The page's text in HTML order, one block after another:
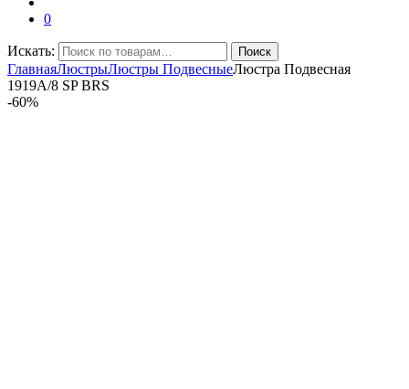
0
Искать: Поиск
ГлавнаяЛюстрыЛюстры ПодвесныеЛюстра Подвесная
1919A/8 SP BRS
-60%